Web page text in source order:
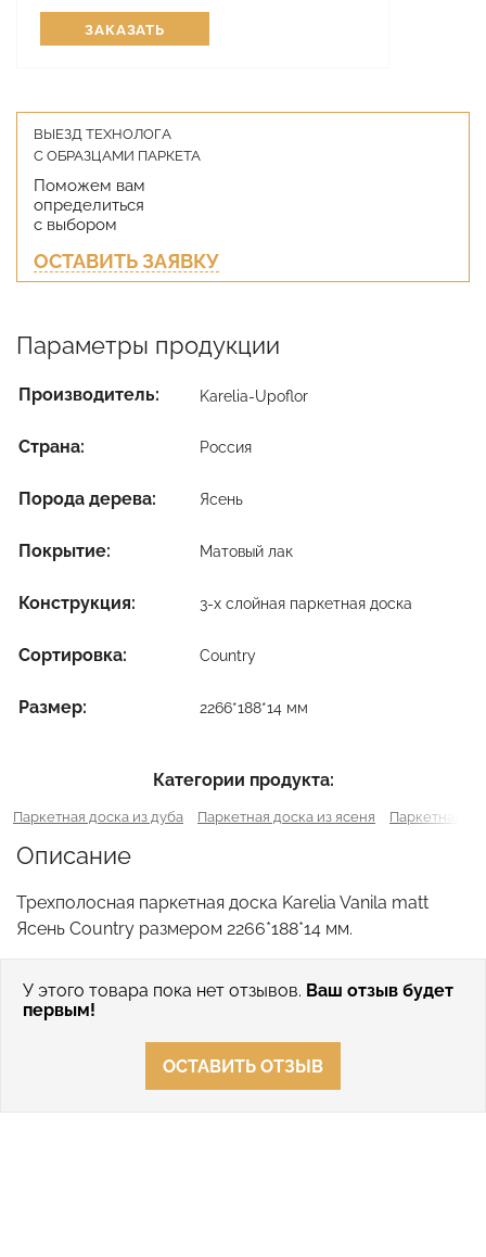
ЗАКАЗАТЬ
ВЫЕЗД ТЕХНОЛОГА
С ОБРАЗЦАМИ ПАРКЕТА
Поможем вам
определиться
с выбором
ОСТАВИТЬ ЗАЯВКУ
Параметры продукции
Производитель: Karelia-Upoflor
Страна: Россия
Порода дерева: Ясень
Покрытие: Матовый лак
Конструкция: 3-х слойная паркетная доска
Сортировка: Country
Размер: 2266*188*14 мм
Категории продукта:
Паркетная доска из дуба Паркетная доска из ясеня Паркетная
Описание
Трехполосная паркетная доска Karelia Vanila matt
Ясень Country размером 2266*188*14 мм.
У этого товара пока нет отзывов. Ваш отзыв будет
первым!
ОСТАВИТЬ ОТЗЫВ